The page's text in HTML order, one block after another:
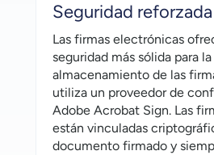
Seguridad reforzada
Las firmas electrónicas
seguridad más sólida para
almacenamiento de las
utiliza un proveedor de
Adobe Acrobat Sign. Las
están vinculadas
documento firmado y